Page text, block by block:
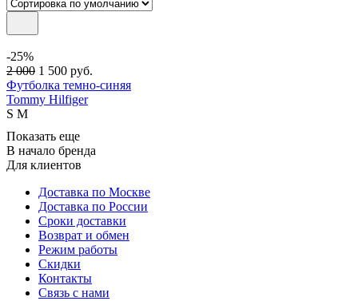
-25%
2 000 1 500 руб.
Футболка темно-синяя
Tommy Hilfiger
S M
Показать еще
В начало бренда
Для клиентов
Доставка по Москве
Доставка по России
Сроки доставки
Возврат и обмен
Режим работы
Скидки
Контакты
Связь с нами